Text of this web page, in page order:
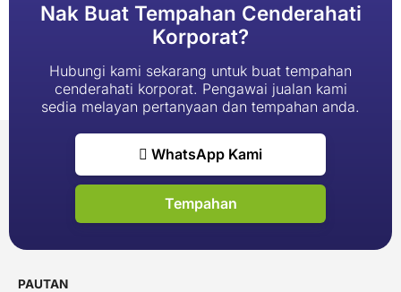
Nak Buat Tempahan Cenderahati
Korporat?
Hubungi kami sekarang untuk buat tempahan
cenderahati korporat. Pengawai jualan kami
sedia melayan pertanyaan dan tempahan anda.
WhatsApp Kami
Tempahan
PAUTAN